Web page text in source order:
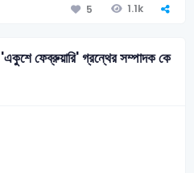
5 1.1k
ফেব্রুয়ারি' গ্রন্থের সম্পাদক কে